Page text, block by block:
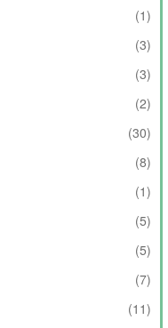
(1)
(3)
(3)
(2)
(30)
(8)
(1)
(5)
(5)
(7)
(11)